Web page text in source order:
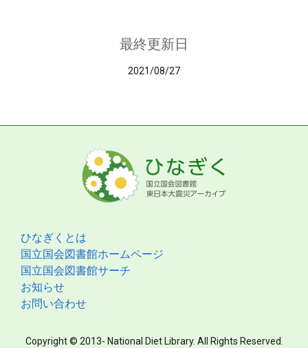
最終更新日
2021/08/27
ひなぎくとは
国立国会図書館ホームページ
国立国会図書館サーチ
お知らせ
お問い合わせ
Copyright © 2013- National Diet Library. All Rights Reserved.